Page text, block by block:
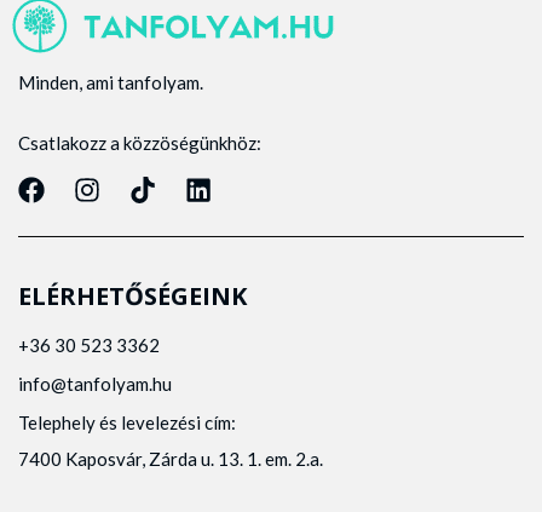
Minden, ami tanfolyam.
Csatlakozz a közzöségünkhöz:
ELÉRHETŐSÉGEINK
+36 30 523 3362
info@tanfolyam.hu
Telephely és levelezési cím:
7400 Kaposvár, Zárda u. 13. 1. em. 2.a.